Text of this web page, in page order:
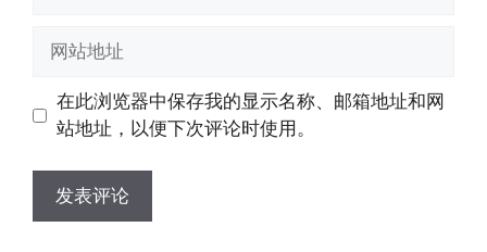
址
址
在此浏览器中保存我的显示名称、邮箱地址和网
站地址，以便下次评论时使用。